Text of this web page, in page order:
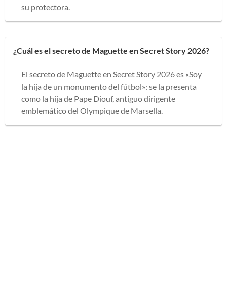
su protectora.
¿Cuál es el secreto de Maguette en Secret Story 2026?
El secreto de Maguette en Secret Story 2026 es «Soy
la hija de un monumento del fútbol»: se la presenta
como la hija de Pape Diouf, antiguo dirigente
emblemático del Olympique de Marsella.